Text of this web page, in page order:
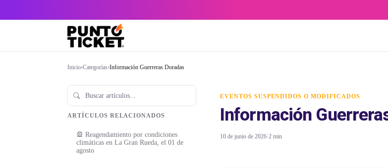
Inicio›Categorías›Información Guerreras Doradas
ARTÍCULOS RELACIONADOS
🎡 Reagendamiento por condiciones
climáticas en La Gran Rueda, el 01 de
agosto
EVENTOS SUSPENDIDOS O MODIFICADOS
Información
10 de junio de 2026·2 min